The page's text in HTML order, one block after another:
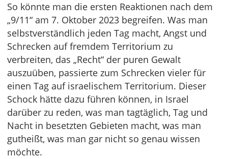
So könnte man die ersten Reaktionen nach dem
„9/11“ am 7. Oktober 2023 begreifen. Was man
selbstverständlich jeden Tag macht, Angst und
Schrecken auf fremdem Territorium zu
verbreiten, das „Recht“ der puren Gewalt
auszuüben, passierte zum Schrecken vieler für
einen Tag auf israelischem Territorium. Dieser
Schock hätte dazu führen können, in Israel
darüber zu reden, was man tagtäglich, Tag und
Nacht in besetzten Gebieten macht, was man
gutheißt, was man gar nicht so genau wissen
möchte.